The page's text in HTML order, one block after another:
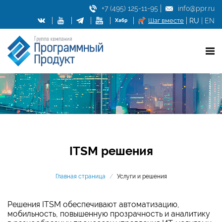
+7 (495) 125-11-95
info@ppr.ru
RU
EN
Шаг вместе
ITSM решения
Главная страница / Услуги и решения
Решения ITSM обеспечивают автоматизацию,
мобильность, повышенную прозрачность и аналитику